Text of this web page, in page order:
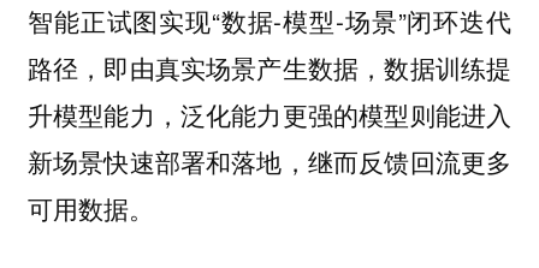
智能正试图实现“数据-模型-场景”闭环迭代
路径，即由真实场景产生数据，数据训练提
升模型能力，泛化能力更强的模型则能进入
新场景快速部署和落地，继而反馈回流更多
可用数据。